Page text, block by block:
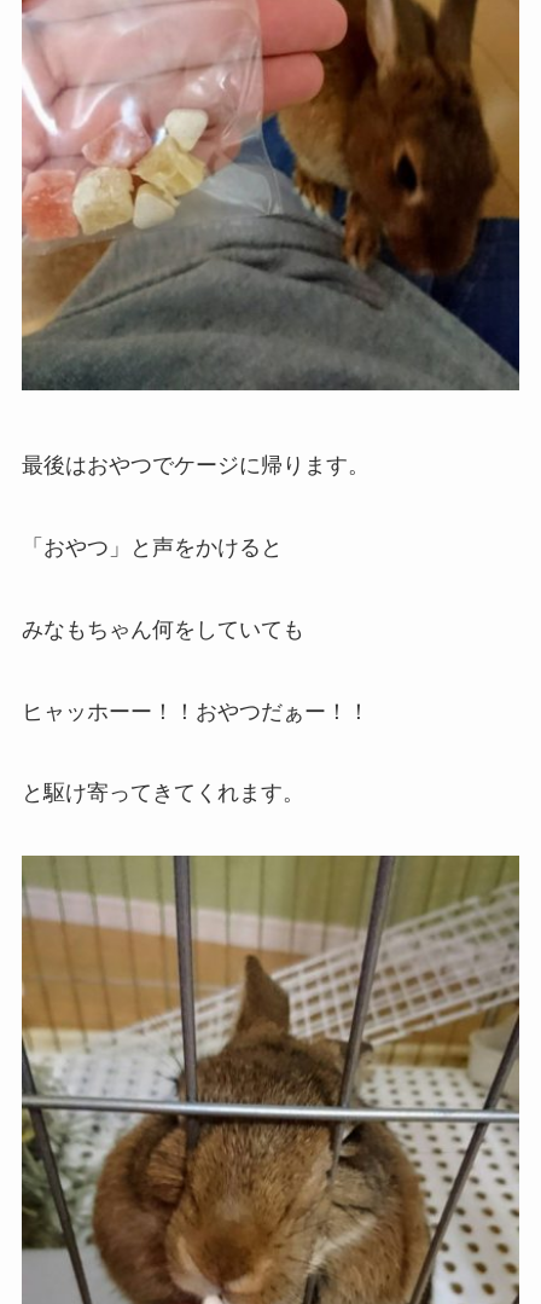
最後はおやつでケージに帰ります。
「おやつ」と声をかけると
みなもちゃん何をしていても
ヒャッホーー！！おやつだぁー！！
と駆け寄ってきてくれます。